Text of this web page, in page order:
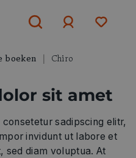
boeken Chiro
sit amet
sadipscing elitr,
invidunt ut labore et
sed diam voluptua. At